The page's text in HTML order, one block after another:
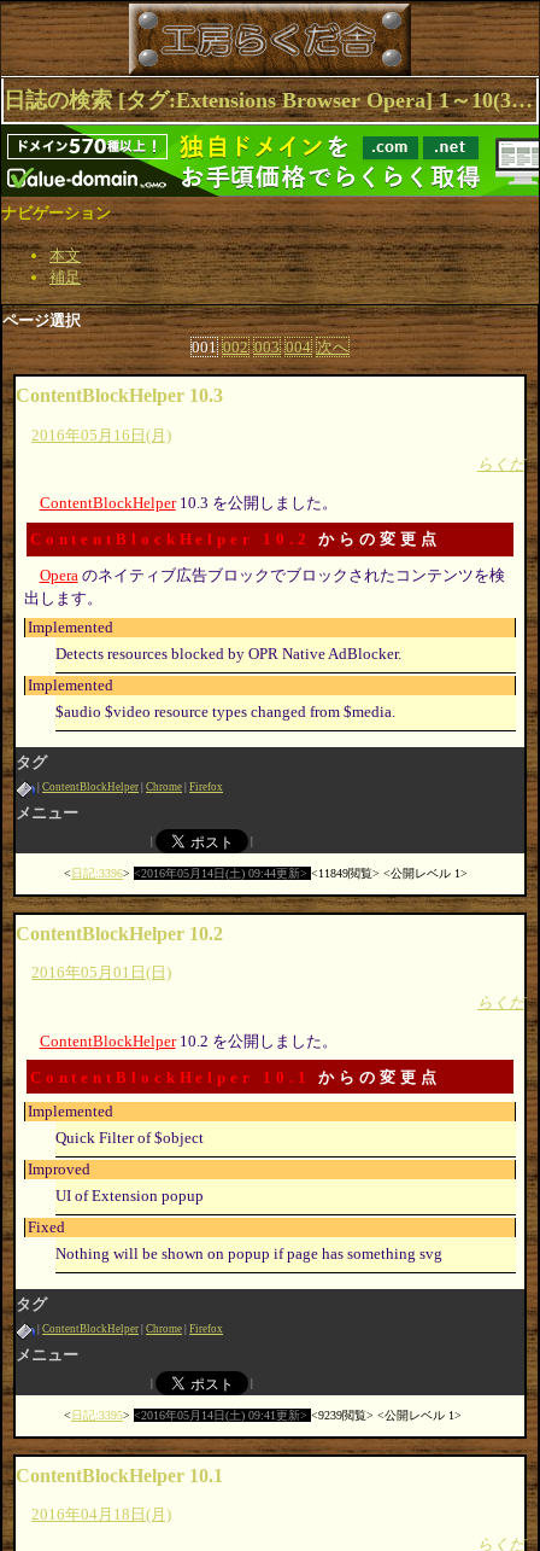
日誌の検索 [タグ:Extensions Browser Opera] 1～10(37件中)
ナビゲーション
本文
補足
ページ選択
001 002 003 004 次へ
ContentBlockHelper 10.3
2016年05月16日(月)
らくだ
ContentBlockHelper10.3 を公開しました。
ContentBlockHelper 10.2 からの変更点
Operaのネイティブ広告ブロックでブロックされたコンテンツを検
出します。
Implemented
Detects resources blocked by OPR Native AdBlocker.
Implemented
$audio $video resource types changed from $media.
タグ
ContentBlockHelper Chrome Firefox
メニュー
日記:3396 2016年05月14日(土) 09:44更新 11849閲覧 公開レベル 1
ContentBlockHelper 10.2
2016年05月01日(日)
らくだ
ContentBlockHelper10.2 を公開しました。
ContentBlockHelper 10.1
からの変更点
Implemented
Quick Filter of $object
Improved
UI of Extension popup
Fixed
Nothing will be shown on popup if page has something svg
タグ
ContentBlockHelper Chrome Firefox
メニュー
日記:3395 2016年05月14日(土) 09:41更新 9239閲覧 公開レベル 1
ContentBlockHelper 10.1
2016年04月18日(月)
らくだ